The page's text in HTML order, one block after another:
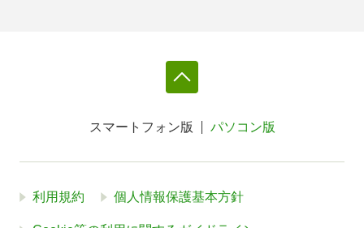
スマートフォン版 パソコン版
利用規約 個人情報保護基本方針